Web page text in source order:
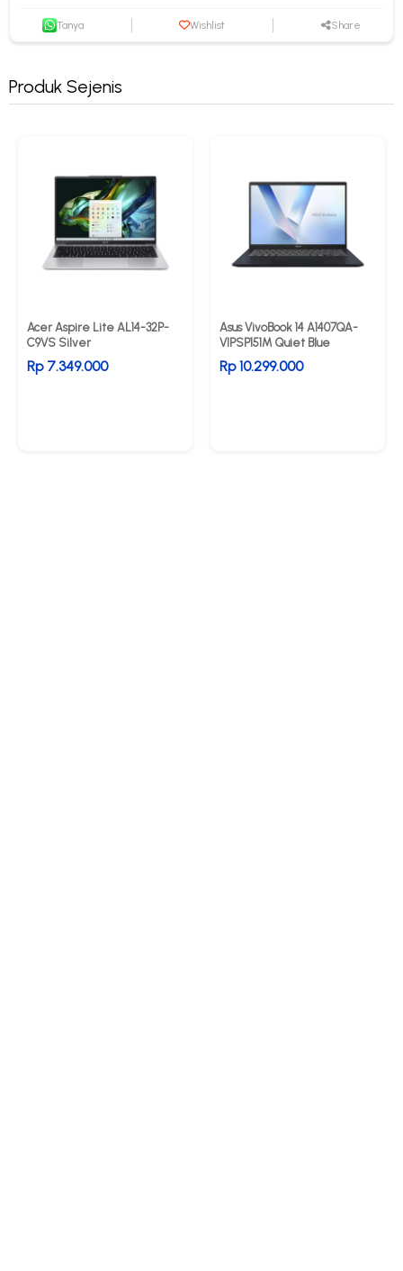
Tanya Wishlist Share
Produk Sejenis
Acer Aspire Lite AL14-32P-
C9VS Silver
Rp 7.349.000
Asus VivoBook 14 A1407QA-
VIPSP151M Quiet Blue
Rp 10.299.000